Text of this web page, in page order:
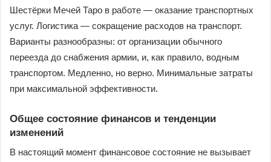
Шестёрки Мечей Таро в работе — оказание транспортных
услуг. Логистика — сокращение расходов на транспорт.
Варианты разнообразны: от организации обычного
переезда до снабжения армии, и, как правило, водным
транспортом. Медленно, но верно. Минимальные затраты
при максимальной эффективности.
Общее состояние финансов и тенденции
изменений
В настоящий момент финансовое состояние не вызывает